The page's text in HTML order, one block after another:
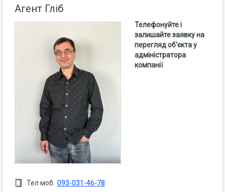
Агент Гліб
Телефонуйте і
залишайте заявку на
перегляд об'єкта у
адміністратора
компанії
Тел моб. 093-031-46-78